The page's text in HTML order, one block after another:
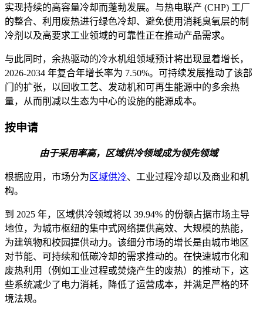
实现持续的高容量冷却而蓬勃发展。与热电联产 (CHP) 工厂
的整合、利用废热进行绿色冷却、避免使用消耗臭氧层的制
冷剂以及高要求工业领域的可靠性正在推动产品需求。
与此同时，余热驱动的冷水机组领域预计将出现显着增长，
2026-2034 年复合年增长率为 7.50%。可持续发展推动了该部
门的扩张，以回收工艺、发动机和可再生能源中的多余热
量，从而削减以生态为中心的设施的能源成本。
按申请
由于采用率高，区域供冷领域成为领先领域
根据应用，市场分为 区域供冷、工业过程冷却以及商业和机
构。
到 2025 年，区域供冷领域将以 39.94% 的份额占据市场主导
地位，为城市枢纽的集中式网络提供高效、大规模的热能，
为建筑物和校园提供动力。该细分市场的增长是由城市地区
对节能、可持续和低碳冷却的需求推动的。在快速城市化和
废热利用（例如工业过程或焚烧产生的废热）的推动下，这
些系统减少了电力消耗，降低了运营成本，并满足严格的环
境法规。